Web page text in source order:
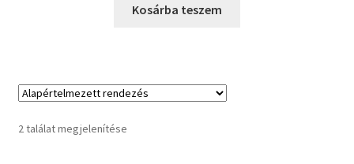
Kosárba teszem
2 találat megjelenítése